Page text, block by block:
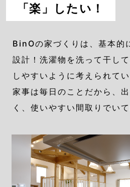
「楽」したい！
BinOの家づくりは、基本的
設計！洗濯物を洗って干し
しやすいように考えられてい
家事は毎日のことだから、
く、使いやすい間取りでい